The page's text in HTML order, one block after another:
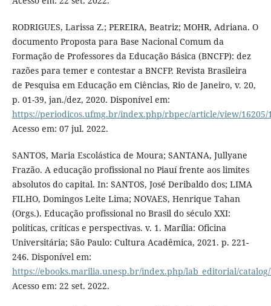
RODRIGUES, Larissa Z.; PEREIRA, Beatriz; MOHR, Adriana. O
documento Proposta para Base Nacional Comum da
Formação de Professores da Educação Básica (BNCFP): dez
razões para temer e contestar a BNCFP. Revista Brasileira
de Pesquisa em Educação em Ciências, Rio de Janeiro, v. 20,
p. 01-39, jan./dez, 2020. Disponível em:
https://periodicos.ufmg.br/index.php/rbpec/article/view/16205/
Acesso em: 07 jul. 2022.
SANTOS, Maria Escolástica de Moura; SANTANA, Jullyane
Frazão. A educação profissional no Piauí frente aos limites
absolutos do capital. In: SANTOS, José Deribaldo dos; LIMA
FILHO, Domingos Leite Lima; NOVAES, Henrique Tahan
(Orgs.). Educação profissional no Brasil do século XXI:
políticas, críticas e perspectivas. v. 1. Marília: Oficina
Universitária; São Paulo: Cultura Acadêmica, 2021. p. 221-
246. Disponível em:
https://ebooks.marilia.unesp.br/index.php/lab_editorial/
Acesso em: 22 set. 2022.